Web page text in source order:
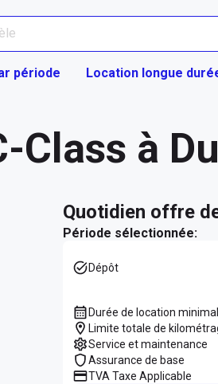
période Location longue
Class à
quotidien offre
Période sélectionnée:
Dépôt
Durée de location
Limite totale de
Service et maintenance
Assurance de base
TVA Taxe Applicable